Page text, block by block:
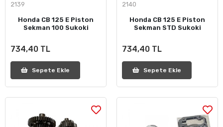
2139
Honda CB 125 E Piston
Sekman 100 Sukoki
734,40 TL
Sepete Ekle
2140
Honda CB 125 E Piston
Sekman STD Sukoki
734,40 TL
Sepete Ekle